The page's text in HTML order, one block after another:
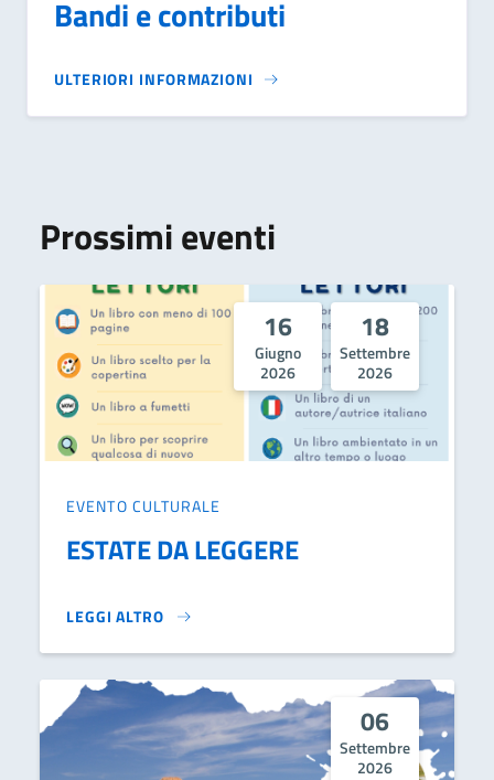
Bandi e contributi
ULTERIORI INFORMAZIONI
Prossimi eventi
16
Giugno
2026
18
Settembre
2026
EVENTO CULTURALE
ESTATE DA LEGGERE
LEGGI ALTRO
ESTATE DA LEGGERE}
06
Settembre
2026